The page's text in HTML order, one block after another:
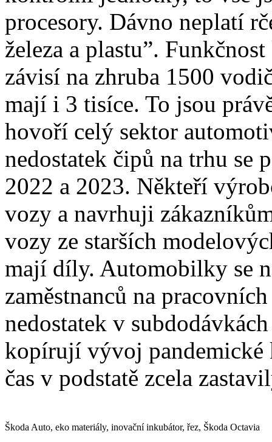
procesory. Dávno neplatí
železa a plastu”.
závisí na zhruba 1500
mají i 3 tisíce. To jsou
hovoří celý sektor
nedostatek čipů na trhu se
2022 a 2023. Někteří
vozy a navrhuji
vozy ze starších
mají díly. Automobilky se
zaměstnanců na
nedostatek v
kopírují vývoj
čas v podstatě zcela
Škoda Auto, eko materiály, inovační inkubátor, řez, Škoda Octavia